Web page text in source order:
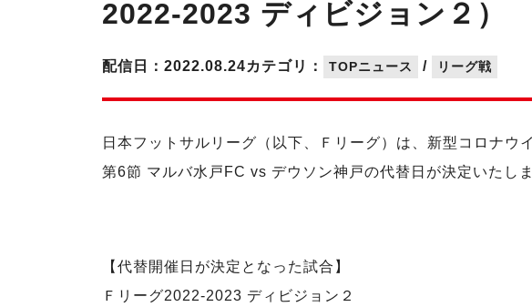
2022-2023 ディビジョン２）
カテゴリ： TOPニュース / リーグ戦
配信日：2022.08.24
日本フットサルリーグ（以下、Ｆリーグ）は、新型コロナ
第6節 マルバ水戸FC vs デウソン神戸の代替日が決定いたし
【代替開催日が決定となった試合】
Ｆリーグ2022-2023 ディビジョン２